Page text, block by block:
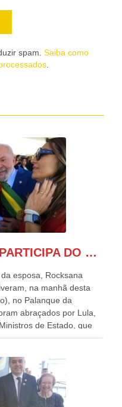
spam. Saiba como
GONZAGA PATRIOTA PARTICIPA DO DESFILE DA INDEPENDÊNCIA NO PALANQUE DA PRESIDÊNCIA DA REPÚBLICA E É ABRAÇADO POR LULA E POR GERALDO ALCKMIN.
esposa, Rocksana
na manhã desta
no Palanque da
abraçados por Lula,
de Estado, que
Independência da
disse ter sido
de todos. “Há
no nome, participo
Setembro, na